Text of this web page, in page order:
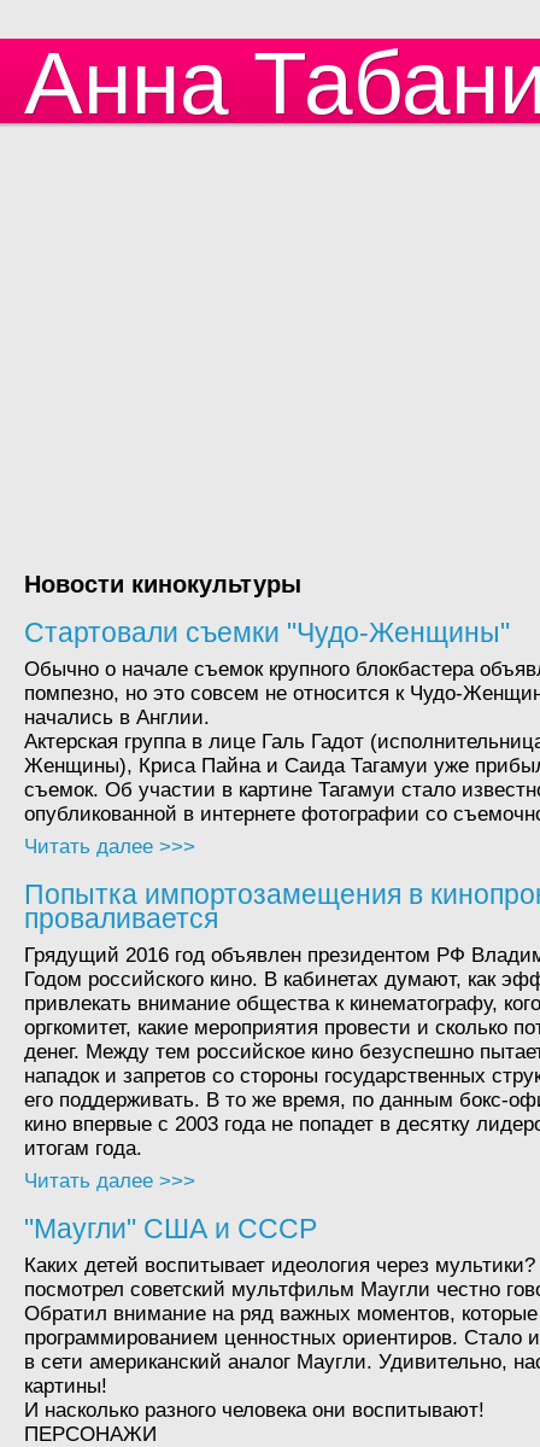
Анна
Новости кинокультуры
Стартовали съемки "Чудо-Женщины"
Обычно о начале съемок крупного блокбастера
помпезно, но это совсем не относится к Чудо-
начались в Англии.
Актерская группа в лице Галь Гадот
Женщины), Криса Пайна и Саида Тагамуи уже
съемок. Об участии в картине Тагамуи стало
опубликованной в интернете фотографии со
Читать далее >>>
Попытка импортозамещения в
проваливается
Грядущий 2016 год объявлен президентом РФ
Годом российского кино. В кабинетах думают, как
привлекать внимание общества к кинематографу,
оргкомитет, какие мероприятия провести и сколько
денег. Между тем российское кино безуспешно
нападок и запретов со стороны государственных
его поддерживать. В то же время, по данным бокс-
кино впервые с 2003 года не попадет в десятку
итогам года.
Читать далее >>>
"Маугли" США и СССР
Каких детей воспитывает идеология через
посмотрел советский мультфильм Маугли честно
Обратил внимание на ряд важных моментов,
программированием ценностных ориентиров. Стало
в сети американский аналог Маугли. Удивительно,
картины!
И насколько разного человека они воспитывают!
ПЕРСОНАЖИ